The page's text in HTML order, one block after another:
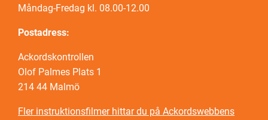
Måndag-Fredag kl. 08.00-12.00
Postadress:
Ackordskontrollen
Olof Palmes Plats 1
214 44 Malmö
Fler instruktionsfilmer hittar du på Ackordswebbens